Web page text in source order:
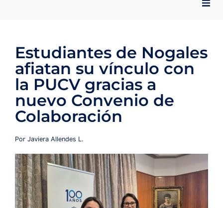
Quiénes Somos
Programas VcM
Centros PUCV
Fondo Concursable
Recursos
Estudiantes de Nogales
afiatan su vínculo con
la PUCV gracias a
nuevo Convenio de
Colaboración
Por Javiera Allendes L.